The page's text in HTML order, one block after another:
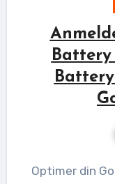
Battery
Optimer din